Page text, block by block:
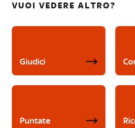
VUOI VEDERE ALTRO?
Giudici
Puntate